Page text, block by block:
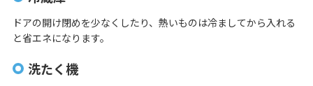
ドアの開け閉めを少なくしたり、熱いものは冷ましてから入れる
と省エネになります。
洗たく機